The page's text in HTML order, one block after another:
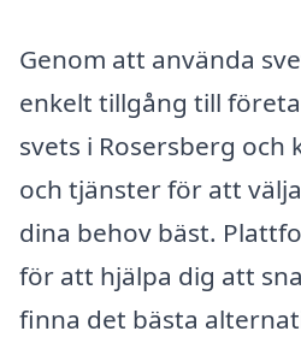
Genom att använda
enkelt tillgång till
svets i Rosersberg och
och tjänster för att
dina behov bäst.
för att hjälpa dig att
finna det bästa